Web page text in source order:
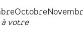
Octobre
votre